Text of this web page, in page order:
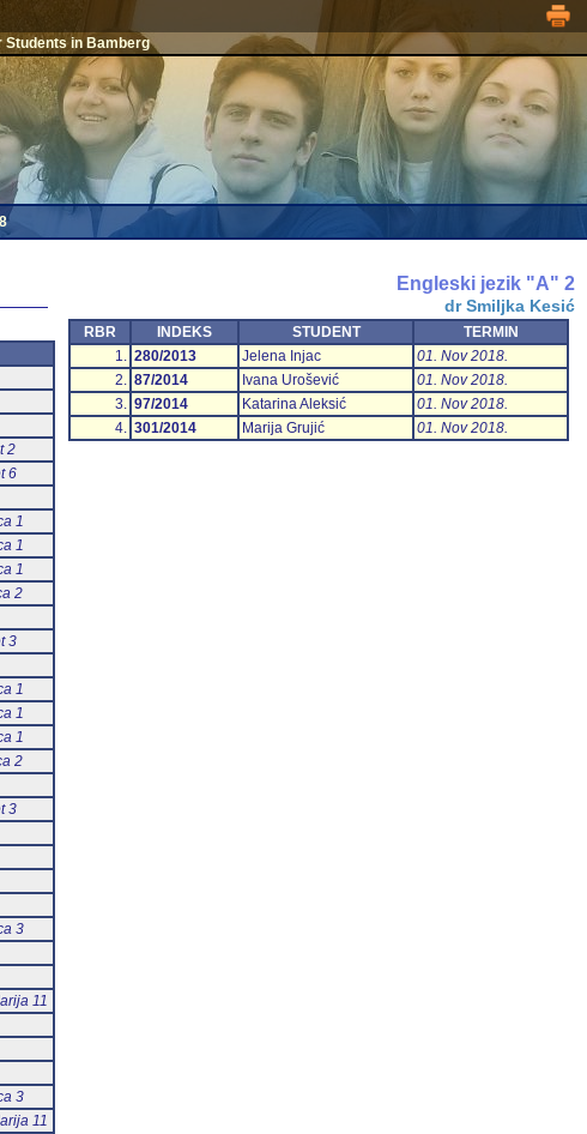
Students in Bamberg
2
6
1
1
1
2
3
1
1
1
2
3
3
11
3
11
Engleski jezik "A" 2
dr Smiljka Kesić
RBR INDEKS STUDENT
TERMIN
1. 280/2013 Jelena Injac
01. Nov 2018.
2. 87/2014 Ivana Urošević
01. Nov 2018.
3. 97/2014 Katarina Aleksić
01. Nov 2018.
4. 301/2014 Marija Grujić 01. Nov 2018.